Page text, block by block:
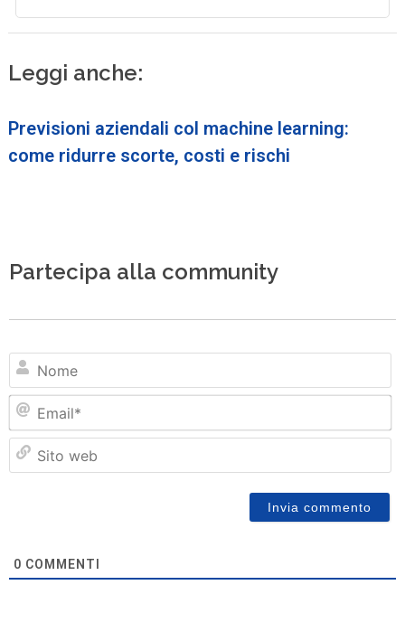
Leggi anche:
Previsioni aziendali col machine learning:
come ridurre scorte, costi e rischi
Partecipa alla community
0 COMMENTI